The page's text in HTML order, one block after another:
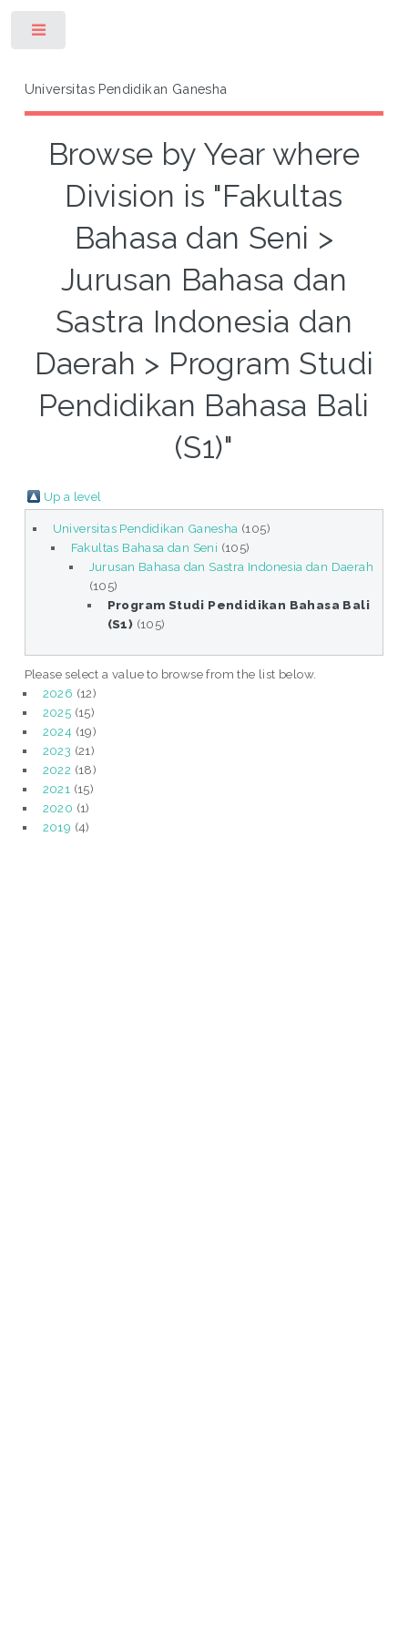
Universitas Pendidikan Ganesha
Browse by Year where
Division is "Fakultas
Bahasa dan Seni >
Jurusan Bahasa dan
Sastra Indonesia dan
Daerah > Program Studi
Pendidikan Bahasa Bali
(S1)"
Up a level
Universitas Pendidikan Ganesha (105)
Fakultas Bahasa dan Seni (105)
Jurusan Bahasa dan Sastra Indonesia dan Daerah
(105)
Program Studi Pendidikan Bahasa Bali
(S1) (105)
Please select a value to browse from the list below.
2026 (12)
2025 (15)
2024 (19)
2023 (21)
2022 (18)
2021 (15)
2020 (1)
2019 (4)